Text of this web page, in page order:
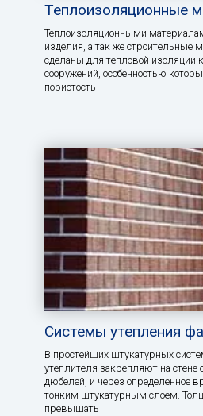
Теплоизоляционные
Теплоизоляционными
изделия, а так же строительные
сделаны для тепловой изоляции
сооружений, особенностью
пористость
Системы утепления
В простейших штукатурных
утеплителя закрепляют на
дюбелей, и через определенное
тонким штукатурным слоем.
превышать